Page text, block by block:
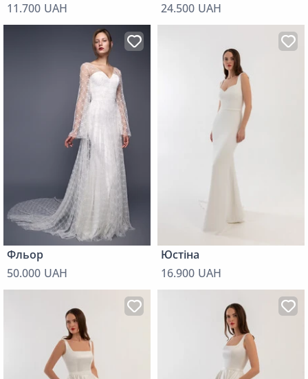
11.700 UAH
24.500 UAH
Фльор
50.000 UAH
Юстіна
16.900 UAH